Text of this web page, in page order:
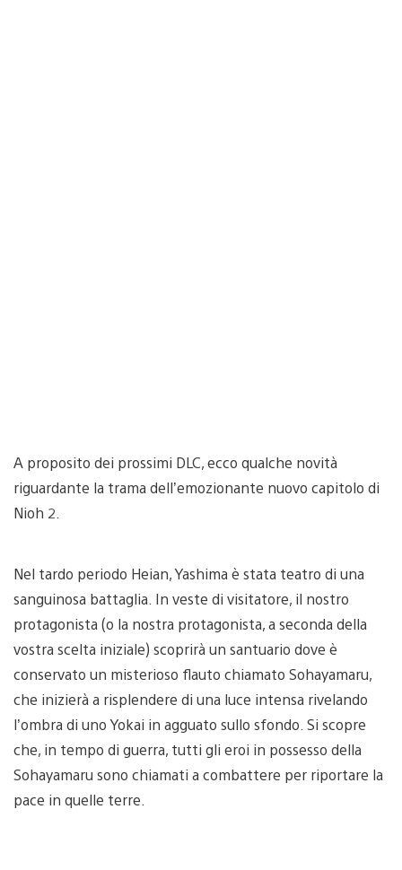
A proposito dei prossimi DLC, ecco qualche novità
riguardante la trama dell’emozionante nuovo capitolo di
Nioh 2.
Nel tardo periodo Heian, Yashima è stata teatro di una
sanguinosa battaglia. In veste di visitatore, il nostro
protagonista (o la nostra protagonista, a seconda della
vostra scelta iniziale) scoprirà un santuario dove è
conservato un misterioso flauto chiamato Sohayamaru,
che inizierà a risplendere di una luce intensa rivelando
l’ombra di uno Yokai in agguato sullo sfondo. Si scopre
che, in tempo di guerra, tutti gli eroi in possesso della
Sohayamaru sono chiamati a combattere per riportare la
pace in quelle terre.